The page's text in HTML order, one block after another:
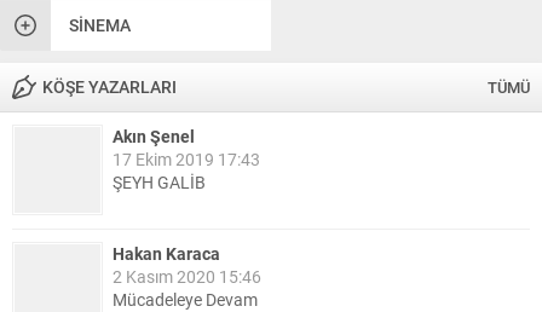
SINEMA
KÖŞE YAZARLARI TÜMÜ
Akın Şenel
17 Ekim 2019 17:43
ŞEYH GALİB
Hakan Karaca
2 Kasım 2020 15:46
Mücadeleye Devam